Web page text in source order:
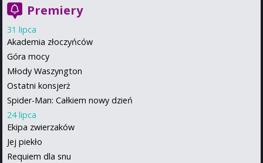
Premiery
31 lipca
Akademia złoczyńców
Góra mocy
Młody Waszyngton
Ostatni konsjerż
Spider-Man: Całkiem nowy dzień
24 lipca
Ekipa zwierzaków
Jej piekło
Requiem dla snu